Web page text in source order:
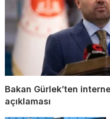
Bakan Gürlek’ten
açıklaması